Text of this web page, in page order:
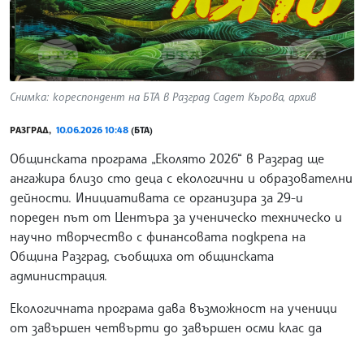
Снимка: кореспондент на БТА в Разград Садет Кърова, архив
РАЗГРАД, 10.06.2026 10:48 (БТА)
Общинската програма „Еколято 2026“ в Разград ще
ангажира близо сто деца с екологични и образователни
дейности. Инициативата се организира за 29-и
пореден път от Центъра за ученическо техническо и
научно творчество с финансовата подкрепа на
Община Разград, съобщиха от общинската
администрация.
Екологичната програма дава възможност на ученици
от завършен четвърти до завършен осми клас да